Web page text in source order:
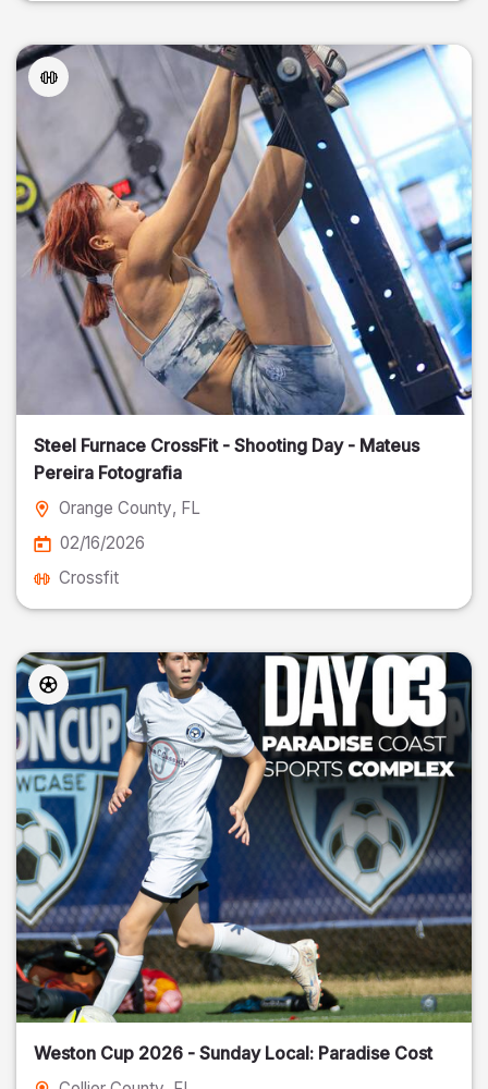
Steel Furnace CrossFit - Shooting Day - Mateus
Pereira Fotografia
Orange County, FL
02/16/2026
Crossfit
Weston Cup 2026 - Sunday Local: Paradise Cost